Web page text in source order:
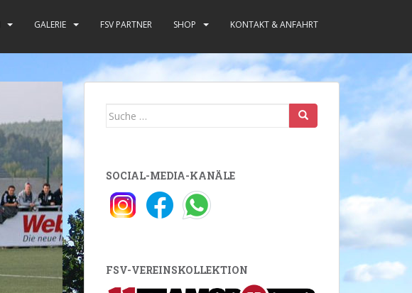
GALERIE FSV PARTNER SHOP KONTAKT & ANFAHRT
Suche
SOCIAL-MEDIA-KANÄLE
FSV-VEREINSKOLLEKTION